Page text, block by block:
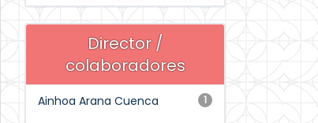
Director /
colaboradores
1
Ainhoa Arana Cuenca